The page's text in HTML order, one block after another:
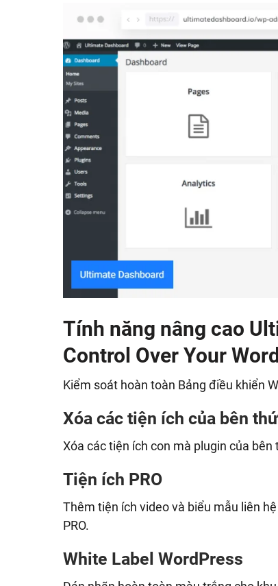
Tính năng nâng cao
Control Over Your
Kiểm soát hoàn toàn Bảng điều khiển
Xóa các tiện ích của bên
Xóa các tiện ích con mà plugin của
Tiện ích PRO
Thêm tiện ích video và biểu mẫu liên
PRO.
White Label WordPress